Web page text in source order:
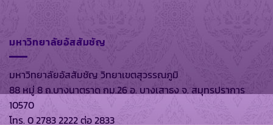
มหาวิทยาลัยอัสสัมชัญ
มหาวิทยาลัยอัสสัมชัญ วิทยาเขตสุวรรณภูมิ
88 หมู่ 8 ถ.บางนาตราด กม.26 อ. บางเสาธง จ. สมุทรปราการ
10570
โทร. 0 2783 2222 ต่อ 2833